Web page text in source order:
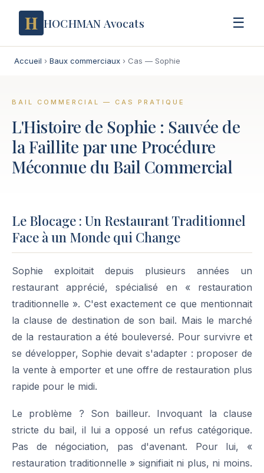
H HOCHMAN Avocats ☰
Accueil › Baux commerciaux › Cas — Sophie
BAIL COMMERCIAL — CAS PRATIQUE
L'Histoire de Sophie : Sauvée de
la Faillite par une Procédure
Méconnue du Bail Commercial
Le Blocage : Un Restaurant Traditionnel
Face à un Monde qui Change
Sophie exploitait depuis plusieurs années un
restaurant apprécié, spécialisé en « restauration
traditionnelle ». C'est exactement ce que mentionnait
la clause de destination de son bail. Mais le marché
de la restauration a été bouleversé. Pour survivre et
se développer, Sophie devait s'adapter : proposer de
la vente à emporter et une offre de restauration plus
rapide pour le midi.
Le problème ? Son bailleur. Invoquant la clause
stricte du bail, il lui a opposé un refus catégorique.
Pas de négociation, pas d'avenant. Pour lui, «
restauration traditionnelle » signifiait ni plus, ni moins.